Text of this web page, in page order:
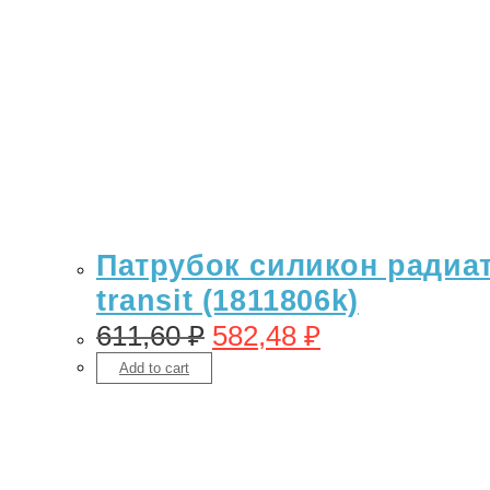
Патрубок силикон
transit (1811806k)
611,60₽ 582,48 ₽
Add to cart